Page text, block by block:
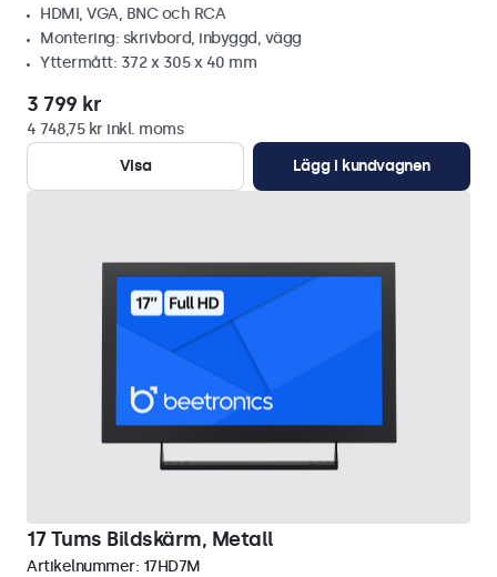
HDMI, VGA, BNC och RCA
Montering: skrivbord, inbyggd, vägg
Yttermått: 372 x 305 x 40 mm
3 799 kr
4 748,75 kr inkl. moms
Visa
Lägg i kundvagnen
17 Tums Bildskärm, Metall
Artikelnummer: 17HD7M